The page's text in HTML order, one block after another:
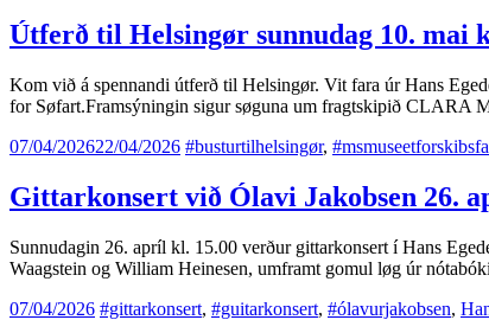
Útferð til Helsingør sunnudag 10. mai
Kom við á spennandi útferð til Helsingør. Vit fara úr Hans
for Søfart.Framsýningin sigur søguna um fragtskipið
07/04/202622/04/2026 #busturtilhelsingør,
Gittarkonsert við Ólavi Jakobsen 26.
Sunnudagin 26. apríl kl. 15.00 verður gittarkonsert í Hans
Waagstein og William Heinesen, umframt gomul løg úr
07/04/2026 #gittarkonsert, #guitarkonsert, #ólavurjakobsen,